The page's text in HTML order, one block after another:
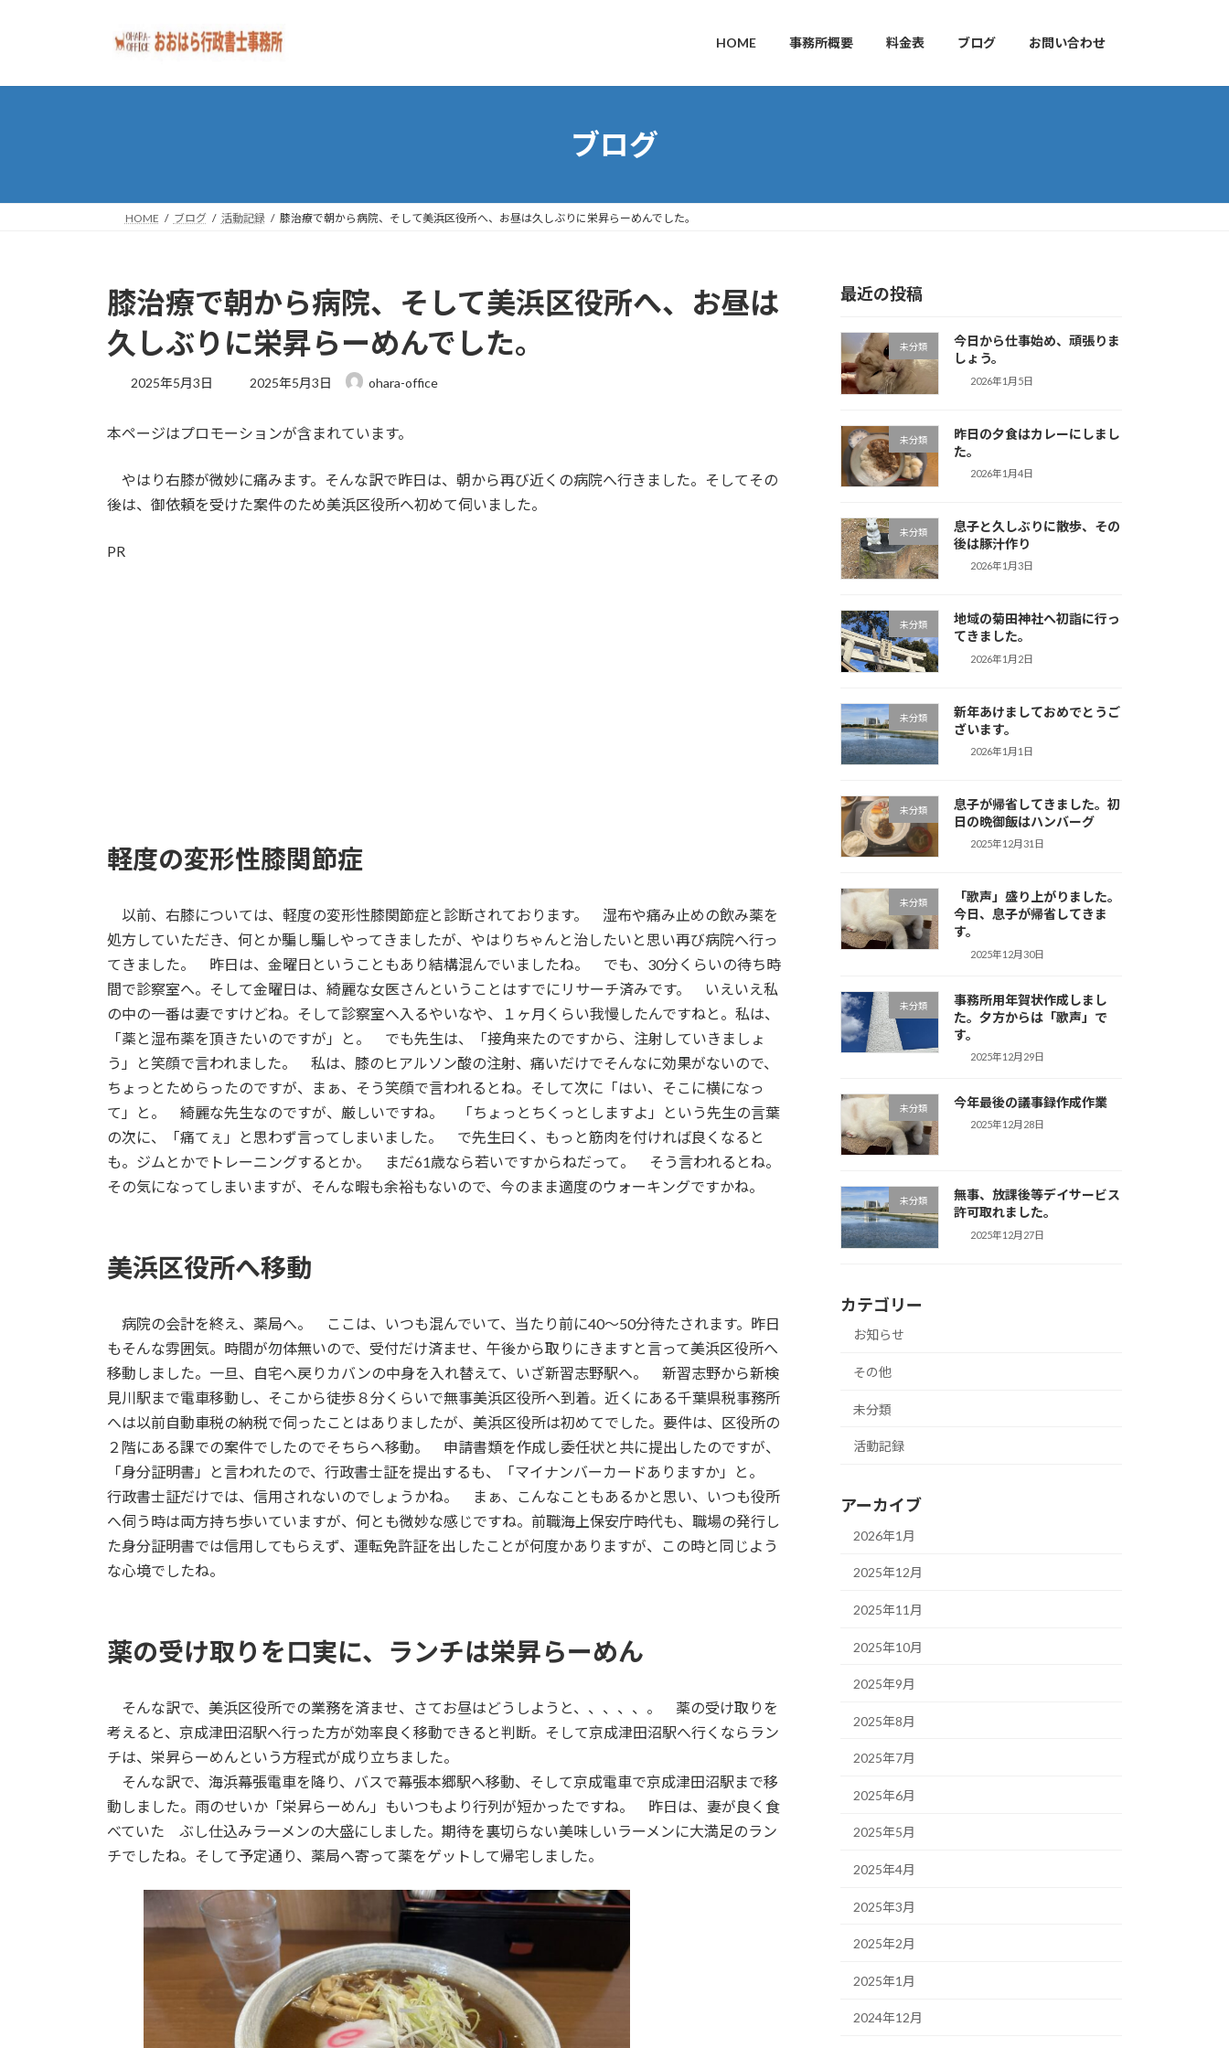
プ
動
HOME 事務所概要 料金表 ブログ お問い合わせ
ブログ
HOME ブログ 活動記録 膝治療で朝から病院、そして美浜区役所へ、お昼は久しぶりに栄昇らーめんでした。
膝治療で朝から病院、そして美浜区役所へ、お昼は
久しぶりに栄昇らーめんでした。
2025年5月3日
最
新
時
:
2025年5月3日 ohara-office
本ページはプロモーションが含まれています。
やはり右膝が微妙に痛みます。そんな訳で昨日は、朝から再び近くの病院へ行きました。そしてその
後は、御依頼を受けた案件のため美浜区役所へ初めて伺いました。
PR
軽度の変形性膝関節症
以前、右膝については、軽度の変形性膝関節症と診断されております。 湿布や痛み止めの飲み薬を
処方していただき、何とか騙し騙しやってきましたが、やはりちゃんと治したいと思い再び病院へ行っ
てきました。 昨日は、金曜日ということもあり結構混んでいましたね。 でも、30分くらいの待ち時
間で診察室へ。そして金曜日は、綺麗な女医さんということはすでにリサーチ済みです。 いえいえ私
の中の一番は妻ですけどね。そして診察室へ入るやいなや、１ヶ月くらい我慢したんですねと。私は、
「薬と湿布薬を頂きたいのですが」と。 でも先生は、「接角来たのですから、注射していきましょ
う」と笑顔で言われました。 私は、膝のヒアルソン酸の注射、痛いだけでそんなに効果がないので、
ちょっとためらったのですが、まぁ、そう笑顔で言われるとね。そして次に「はい、そこに横になっ
て」と。 綺麗な先生なのですが、厳しいですね。 「ちょっとちくっとしますよ」という先生の言葉
の次に、「痛てぇ」と思わず言ってしまいました。 で先生曰く、もっと筋肉を付ければ良くなると
も。ジムとかでトレーニングするとか。 まだ61歳なら若いですからねだって。 そう言われるとね。
その気になってしまいますが、そんな暇も余裕もないので、今のまま適度のウォーキングですかね。
美浜区役所へ移動
病院の会計を終え、薬局へ。 ここは、いつも混んでいて、当たり前に40〜50分待たされます。昨日
もそんな雰囲気。時間が勿体無いので、受付だけ済ませ、午後から取りにきますと言って美浜区役所へ
移動しました。一旦、自宅へ戻りカバンの中身を入れ替えて、いざ新習志野駅へ。 新習志野から新検
見川駅まで電車移動し、そこから徒歩８分くらいで無事美浜区役所へ到着。近くにある千葉県税事務所
へは以前自動車税の納税で伺ったことはありましたが、美浜区役所は初めてでした。要件は、区役所の
２階にある課での案件でしたのでそちらへ移動。 申請書類を作成し委任状と共に提出したのですが、
「身分証明書」と言われたので、行政書士証を提出するも、「マイナンバーカードありますか」と。
行政書士証だけでは、信用されないのでしょうかね。 まぁ、こんなこともあるかと思い、いつも役所
へ伺う時は両方持ち歩いていますが、何とも微妙な感じですね。前職海上保安庁時代も、職場の発行し
た身分証明書では信用してもらえず、運転免許証を出したことが何度かありますが、この時と同じよう
な心境でしたね。
薬の受け取りを口実に、ランチは栄昇らーめん
そんな訳で、美浜区役所での業務を済ませ、さてお昼はどうしようと、、、、、。 薬の受け取りを
考えると、京成津田沼駅へ行った方が効率良く移動できると判断。そして京成津田沼駅へ行くならラン
チは、栄昇らーめんという方程式が成り立ちました。
そんな訳で、海浜幕張電車を降り、バスで幕張本郷駅へ移動、そして京成電車で京成津田沼駅まで移
動しました。雨のせいか「栄昇らーめん」もいつもより行列が短かったですね。 昨日は、妻が良く食
べていた ぶし仕込みラーメンの大盛にしました。期待を裏切らない美味しいラーメンに大満足のラン
チでしたね。そして予定通り、薬局へ寄って薬をゲットして帰宅しました。
最近の投稿
未分類
今日から仕事始め、頑張りま
しょう。
2026年1月5日
未分類
昨日の夕食はカレーにしまし
た。
2026年1月4日
未分類
息子と久しぶりに散歩、その
後は豚汁作り
2026年1月3日
未分類
地域の菊田神社へ初詣に行っ
てきました。
2026年1月2日
未分類
新年あけましておめでとうご
ざいます。
2026年1月1日
未分類
息子が帰省してきました。初
日の晩御飯はハンバーグ
2025年12月31日
未分類
「歌声」盛り上がりました。
今日、息子が帰省してきま
す。
2025年12月30日
未分類
事務所用年賀状作成しまし
た。夕方からは「歌声」で
す。
2025年12月29日
未分類 今年最後の議事録作成作業
2025年12月28日
未分類
無事、放課後等デイサービス
許可取れました。
2025年12月27日
カテゴリー
お知らせ
その他
未分類
活動記録
アーカイブ
2026年1月
2025年12月
2025年11月
2025年10月
2025年9月
2025年8月
2025年7月
2025年6月
2025年5月
2025年4月
2025年3月
2025年2月
2025年1月
2024年12月